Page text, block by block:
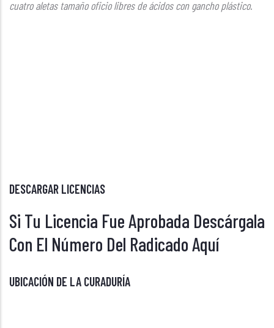
cuatro aletas tamaño oficio libres de ácidos con gancho plástico.
DESCARGAR LICENCIAS
Si Tu Licencia Fue Aprobada Descárgala
Con El Número Del Radicado Aquí
UBICACIÓN DE LA CURADURÍA